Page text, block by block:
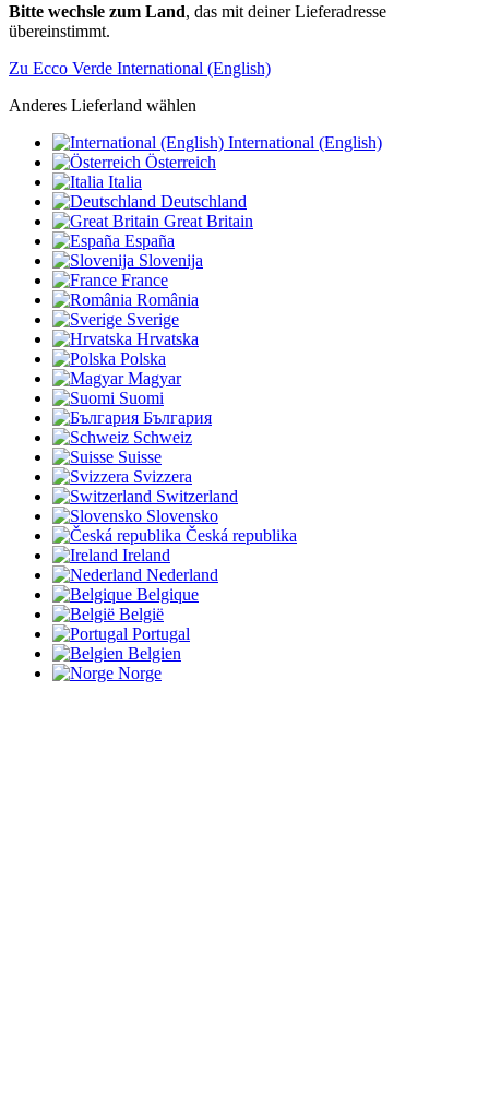
Bitte wechsle zum Land, das mit deiner Lieferadresse
übereinstimmt.
Zu Ecco Verde International (English)
Anderes Lieferland wählen
International (English)
Österreich
Italia
Deutschland
Great Britain
España
Slovenija
France
România
Sverige
Hrvatska
Polska
Magyar
Suomi
България
Schweiz
Suisse
Svizzera
Switzerland
Slovensko
Česká republika
Ireland
Nederland
Belgique
België
Portugal
Belgien
Norge